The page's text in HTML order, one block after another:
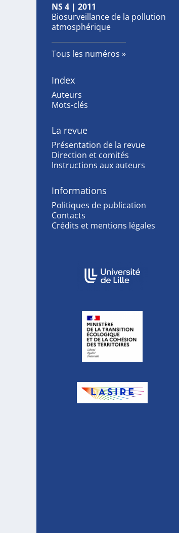
NS 4 | 2011
Biosurveillance de la pollution
atmosphérique
Tous les numéros
Index
Auteurs
Mots-clés
La revue
Présentation de la revue
Direction et comités
Instructions aux auteurs
Informations
Politiques de publication
Contacts
Crédits et mentions légales
Affiliations/partenaires